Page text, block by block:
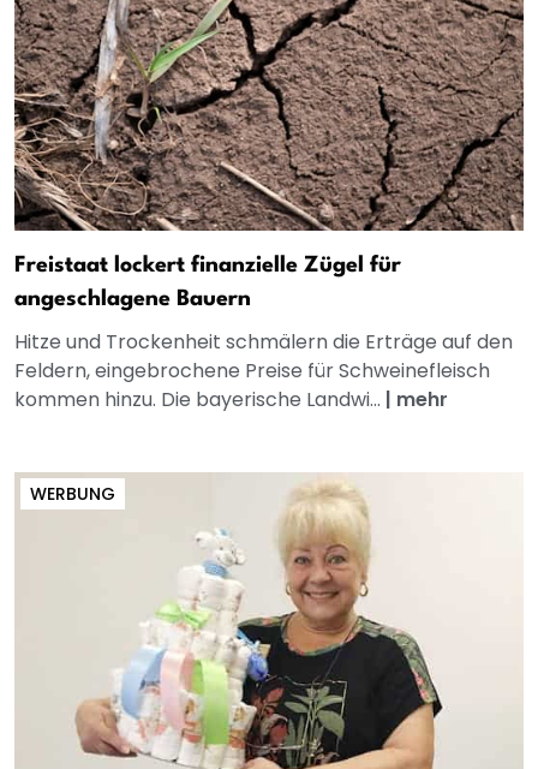
Freistaat lockert finanzielle Zügel für
angeschlagene Bauern
Hitze und Trockenheit schmälern die Erträge auf den
Feldern, eingebrochene Preise für Schweinefleisch
kommen hinzu. Die bayerische Landwi... | mehr
WERBUNG